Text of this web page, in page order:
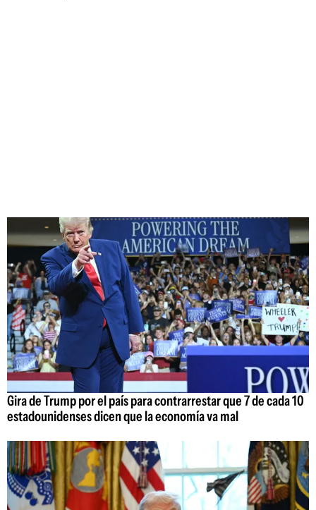
Gira de Trump por el país para contrarrestar que 7 de cada 10
estadounidenses dicen que la economía va mal